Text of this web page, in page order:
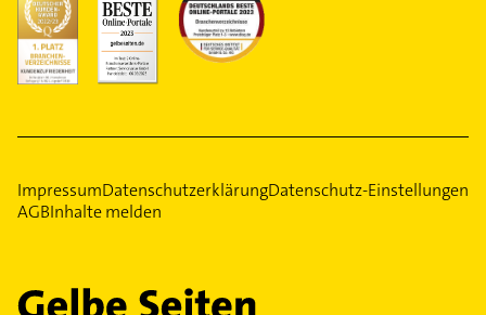
ImpressumDatenschutzerklärungDatenschutz-Einstellungen
AGBInhalte melden